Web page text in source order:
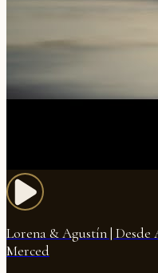
Lorena & Agustín | Desde
Merced